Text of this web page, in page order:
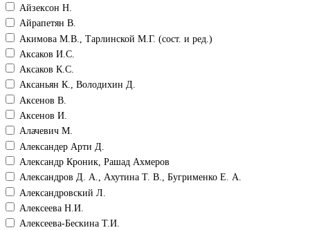
Айзексон Н.
Айрапетян В.
Акимова М.В., Тарлинской М.Г. (сост. и ред.)
Аксаков И.С.
Аксаков К.С.
Аксаньян К., Володихин Д.
Аксенов В.
Аксенов И.
Алачевич М.
Александер Арти Д.
Александр Кроник, Рашад Ахмеров
Александров Д. А., Ахутина Т. В., Бугрименко Е. А.
Александровский Л.
Алексеева Н.И.
Алексеева-Бескина Т.И.